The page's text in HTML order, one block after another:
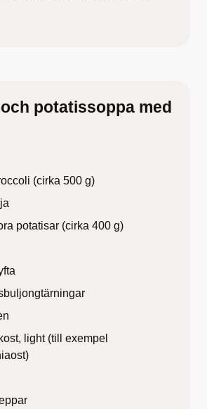
potatissoppa med
(cirka 500 g)
potatisar (cirka 400 g)
light(till exempel